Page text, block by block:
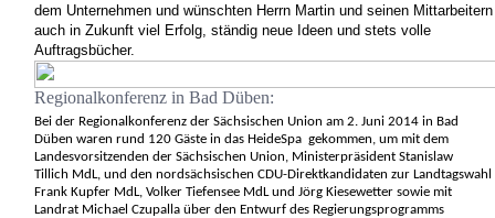
dem Unternehmen und wünschten Herrn Martin und seinen Mittarbeitern
auch in Zukunft viel Erfolg, ständig neue Ideen und stets volle
Auftragsbücher.
Regionalkonferenz in Bad Düben:
Bei der Regionalkonferenz der Sächsischen Union am 2. Juni 2014 in Bad
Düben waren rund 120 Gäste in das HeideSpa gekommen, um mit dem
Landesvorsitzenden der Sächsischen Union, Ministerpräsident Stanislaw
Tillich MdL, und den nordsächsischen CDU-Direktkandidaten zur Landtagswahl
Frank Kupfer MdL, Volker Tiefensee MdL und Jörg Kiesewetter sowie mit
Landrat Michael Czupalla über den Entwurf des Regierungsprogramms